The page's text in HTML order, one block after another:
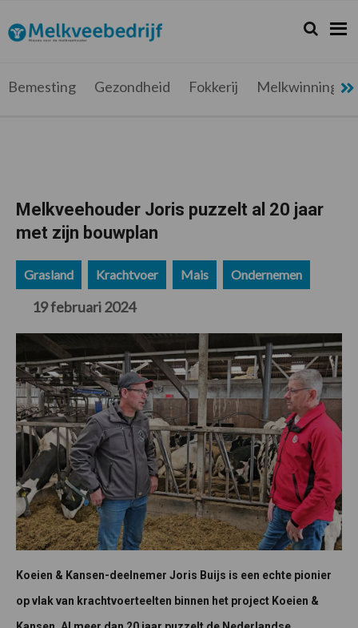
de
hoofdnavigatie
de
hoofd
de
eerste
de
voettekst
Melkveebedrijf.be
Nieuws
melkveehouder
Zoeken...
Zoek
Bemesting Gezondheid Fokkerij Melkwinning
Melkveehouder Joris puzzelt al 20 jaar
met zijn bouwplan
Grasland Krachtvoer Mais Ondernemen
19 februari 2024
Koeien & Kansen-deelnemer Joris Buijs is een echte pionier
op vlak van krachtvoerteelten binnen het project Koeien &